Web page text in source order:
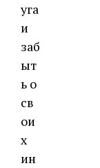
уга
и
заб
ыт
ь о
св
ои
х
ин